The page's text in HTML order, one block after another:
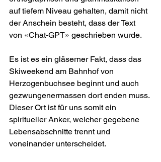
auf tiefem Niveau gehalten, damit nicht
der Anschein besteht, dass der Text
von «Chat-GPT» geschrieben wurde.
Es ist es ein gläserner Fakt, dass das
Skiweekend am Bahnhof von
Herzogenbuchsee beginnt und auch
gezwungenermassen dort enden muss.
Dieser Ort ist für uns somit ein
spiritueller Anker, welcher gegebene
Lebensabschnitte trennt und
voneinander unterscheidet.